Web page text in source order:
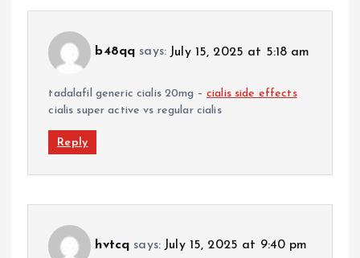
b48qq says: July 15, 2025 at 5:18 am
tadalafil generic cialis 20mg – cialis side effects
cialis super active vs regular cialis
Reply
hvtcq says: July 15, 2025 at 9:40 pm